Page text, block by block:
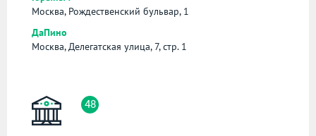
Москва, Рождественский бульвар, 1
ДаПино
Москва, Делегатская улица, 7, стр. 1
48